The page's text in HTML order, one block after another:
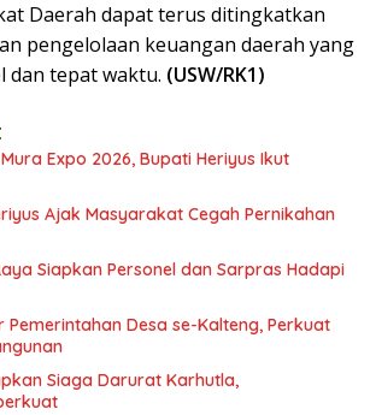
Daerah dapat terus ditingkatkan
pengelolaan keuangan daerah yang
tepat waktu. (USW/RK1)
Expo 2026, Bupati Heriyus Ikut
Ajak Masyarakat Cegah Pernikahan
Siapkan Personel dan Sarpras Hadapi
Pemerintahan Desa se-Kalteng, Perkuat
Siaga Darurat Karhutla,